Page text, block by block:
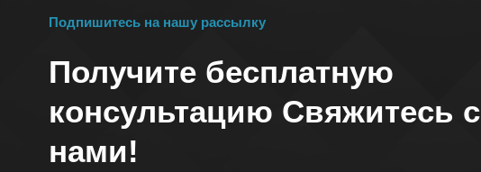
Подпишитесь на нашу рассылку
Получите бесплатную
консультацию Свяжитесь с
нами!